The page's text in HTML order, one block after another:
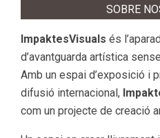
SOBRE
ImpaktesVisuals és
d’avantguarda artística
Amb un espai d’exposició i
difusió internacional,
com un projecte de creació